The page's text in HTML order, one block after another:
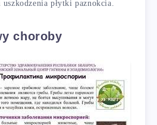
płytki paznokcia.
choroby